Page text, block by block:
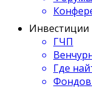
Инвестиции
ГЧП
Где